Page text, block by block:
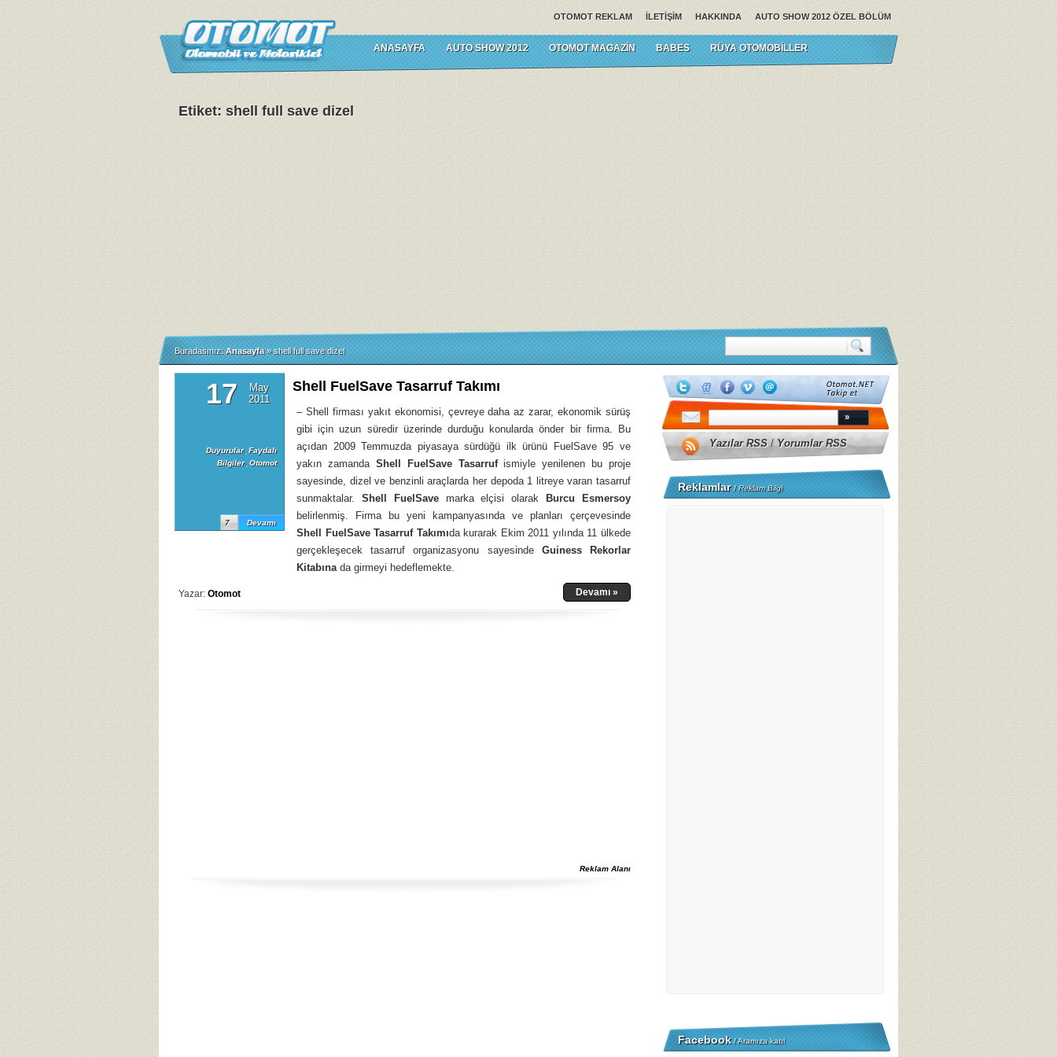
AUTO SHOW 2012 ÖZEL BÖLÜM
HAKKINDA
İLETIŞIM
OTOMOT REKLAM
ANASAYFA AUTO SHOW 2012 OTOMOT MAGAZIN BABES RÜYA OTOMOBILLER
Etiket: shell full save dizel
Buradasınız: Anasayfa » shell full save dizel
17
May
2011
Duyurular, Faydalı
Bilgiler, Otomot
Devamı
7
Shell FuelSave Tasarruf Takımı
– Shell firması yakıt ekonomisi, çevreye daha az zarar, ekonomik sürüş
gibi için uzun süredir üzerinde durduğu konularda önder bir firma. Bu
açıdan 2009 Temmuzda piyasaya sürdüğü ilk ürünü FuelSave 95 ve
yakın zamanda Shell FuelSave Tasarrufismiyle yenilenen bu proje
sayesinde, dizel ve benzinli araçlarda her depoda 1 litreye varan tasarruf
sunmaktalar. Shell FuelSavemarka elçisi olarak
Burcu Esmersoy
belirlenmiş. Firma bu yeni kampanyasında ve planları çerçevesinde
Shell FuelSave Tasarruf Takımıda kurarak Ekim 2011 yılında 11 ülkede
gerçekleşecek tasarruf organizasyonu sayesinde Guiness Rekorlar
Kitabınada girmeyi hedeflemekte.
Yazar: Otomot Devamı »
Reklam Alanı
Yazılar RSS/Yorumlar RSS
Reklamlar/Reklam Bilgi
Facebook/ Aramıza katıl